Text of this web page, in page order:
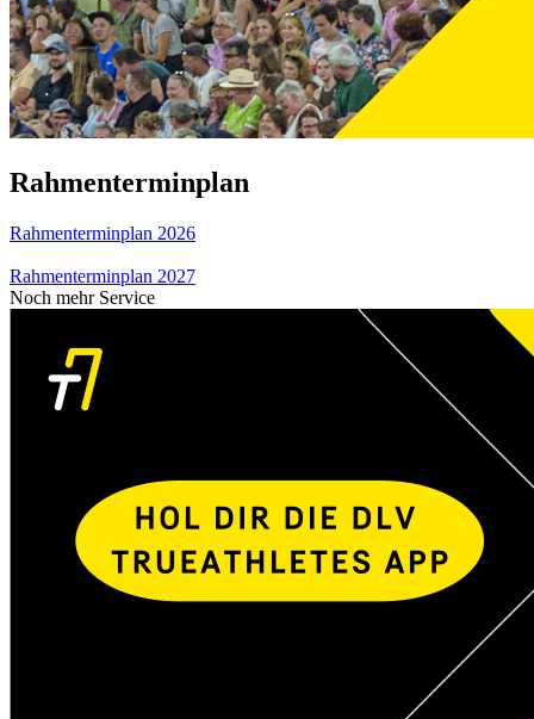
Rahmenterminplan
Rahmenterminplan 2026
Rahmenterminplan 2027
Noch mehr Service